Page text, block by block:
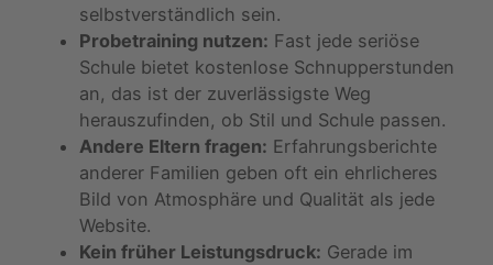
selbstverständlich sein.
Probetraining nutzen: Fast jede seriöse
Schule bietet kostenlose Schnupperstunden
an, das ist der zuverlässigste Weg
herauszufinden, ob Stil und Schule passen.
Andere Eltern fragen: Erfahrungsberichte
anderer Familien geben oft ein ehrlicheres
Bild von Atmosphäre und Qualität als jede
Website.
Kein früher Leistungsdruck: Gerade im